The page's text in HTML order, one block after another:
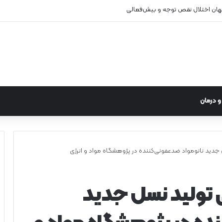
درمان
نانومواد ضدعفونی‌کننده در پژوهشگاه مواد و انرژی
نسل جدید